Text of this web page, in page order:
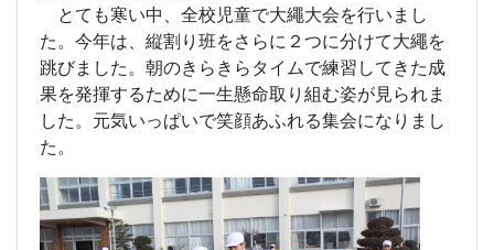
とても寒い中、全校児童で大繩大会を行いまし
た。今年は、縦割り班をさらに２つに分けて大繩を
跳びました。朝のきらきらタイムで練習してきた成
果を発揮するために一生懸命取り組む姿が見られま
した。元気いっぱいで笑顔あふれる集会になりまし
た。